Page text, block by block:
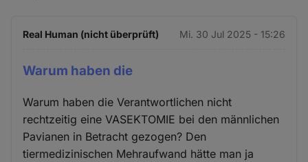
Real Human (nicht überprüft) Mi. 30 Jul 2025 - 15:26
Warum haben die
Warum haben die Verantwortlichen nicht
rechtzeitig eine VASEKTOMIE bei den männlichen
Pavianen in Betracht gezogen? Den
tiermedizinischen Mehraufwand hätte man ja